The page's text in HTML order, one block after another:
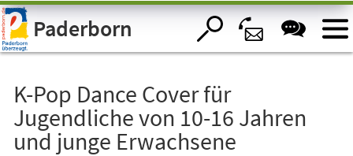
Visuelle
Assistenzsoftware
öffnen.Paderborn
K-Pop Dance Cover für
Jugendliche von 10-16 Jahren
und junge Erwachsene